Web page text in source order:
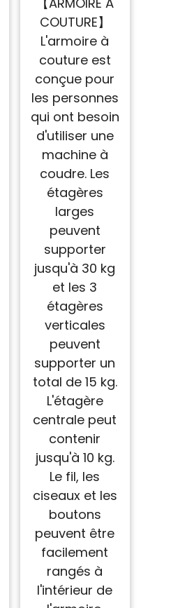
Machine à Coudre
Peu Encombrante,
Bureau de
Repassage 6
Roues, 3 Étagères,
Large Étage, 158,5 x
50 x 74 cm (Blanc,
L)
COUTURE】
L'armoire à
couture est
conçue pour
les personnes
qui ont besoin
d'utiliser une
machine à
coudre. Les
étagères
larges
peuvent
supporter
jusqu'à 30 kg
et les 3
étagères
verticales
peuvent
supporter un
total de 15 kg.
L'étagère
centrale peut
contenir
jusqu'à 10 kg.
Le fil, les
ciseaux et les
boutons
peuvent être
facilement
rangés à
l'intérieur de